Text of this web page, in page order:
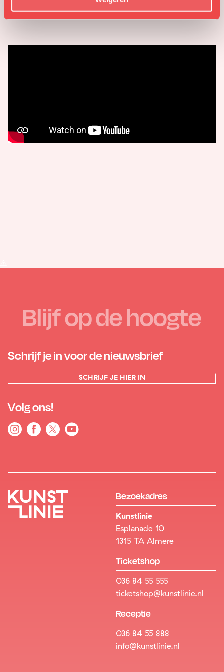
Meer info over de tentoonstelling ‘Met Karakter’
Blijf op de hoogte
Schrijf je in voor de nieuwsbrief
SCHRIJF JE HIER IN
Volg ons!
Bezoekadres
Kunstlinie
Esplanade 10
1315 TA Almere
Ticketshop
036 84 55 555
ticketshop@kunstlinie.nl
Receptie
036 84 55 888
info@kunstlinie.nl